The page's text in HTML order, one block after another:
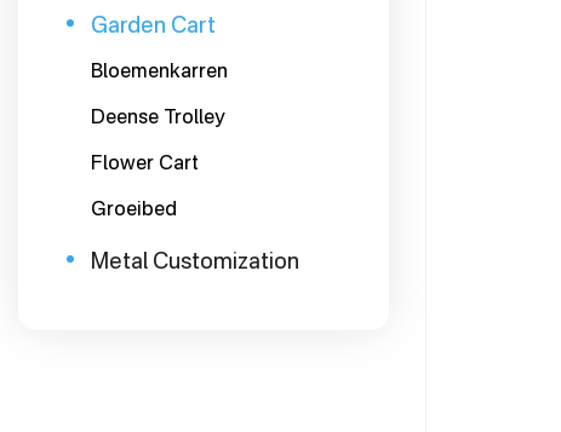
Garden Cart
Bloemenkarren
Deense Trolley
Flower Cart
Groeibed
Metal Customization